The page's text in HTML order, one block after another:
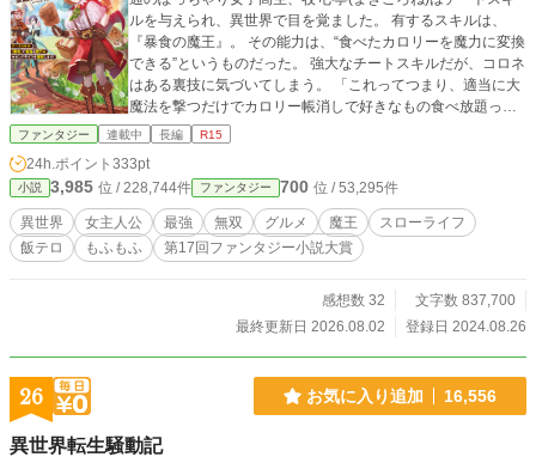
ルを与えられ、異世界で目を覚ました。 有するスキルは、
『暴食の魔王』。 その能力は、“食べたカロリーを魔力に変換
できる”というものだった。 強大なチートスキルだが、コロネ
はある裏技に気づいてしまう。 「これってつまり、適当に大
魔法を撃つだけでカロリー帳消しで好きなもの食べ放題って
こと！？」 そう。 このチートスキルの真価は新たな『ゼロカ
は、気ままに無双しつつ各地の異世界グルメを堪能しまく
る！ さらに、食に溺れる生活を楽しんでいたコロネは、次第
に自らの料理を提供したい思いが膨らんできて―― 「日本の
激ウマ料理も、異世界のド級ファンタジー飯も両方食べまく
ってやるぞぉおおおおおおおお！！」 コロネを中心に異世界
賞】で『奨励賞』を受賞しました！！！
ファンタジー 連載中 長編 R15
24h.ポイント 333pt
小説 3,985 位 / 228,744件 ファンタジー 700 位 / 53,295件
異世界 女主人公 最強 無双 グルメ 魔王
スローライフ
飯テロ
もふもふ 第17回ファンタジー小説大賞
感想数 32
文字数 837,700
最終更新日 2026.08.02
登録日 2024.08.26
26 お気に入り追加 16,556
異世界転生騒動記